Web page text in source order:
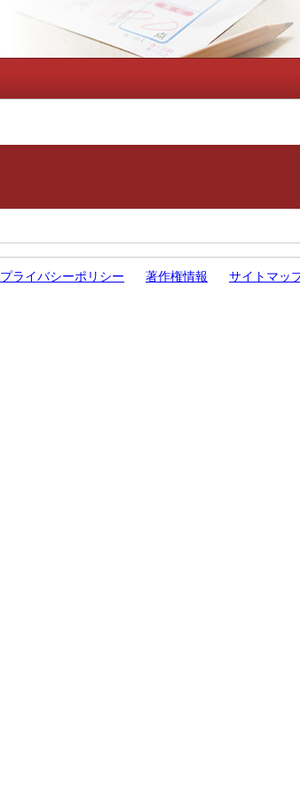
プライバシーポリシー 著作権情報 サイトマッ